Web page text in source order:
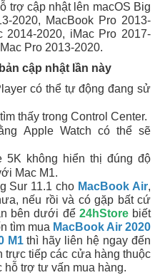
trợ cập nhật lên macOS Big
2020, MacBook Pro 2013-
2014-2020, iMac Pro 2017-
Pro 2013-2020.
cập nhật lần này
có thể tự động đang sử
thấy trong Control Center.
Apple Watch có thể sẽ
5K không hiển thị đúng độ
Mac M1.
Sur 11.1 cho MacBook Air,
nếu rồi và có gặp bất cứ
bên dưới để 24hStorebiết
tìm mua MacBook Air 2020
M1thì hãy liên hệ ngay đến
trực tiếp các cửa hàng thuộc
hỗ trợ tư vấn mua hàng.